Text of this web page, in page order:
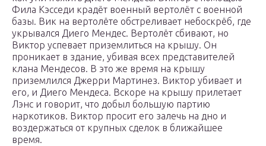
Фила Кэсседи крадёт военный вертолёт с военной
базы. Вик на вертолёте обстреливает небоскрёб, где
укрывался Диего Мендес. Вертолёт сбивают, но
Виктор успевает приземлиться на крышу. Он
проникает в здание, убивая всех представителей
клана Мендесов. В это же время на крышу
приземлился Джерри Мартинез. Виктор убивает и
его, и Диего Мендеса. Вскоре на крышу прилетает
Лэнс и говорит, что добыл большую партию
наркотиков. Виктор просит его залечь на дно и
воздержаться от крупных сделок в ближайшее
время.